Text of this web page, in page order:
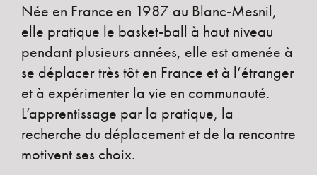
Née en France en 1987 au Blanc-Mesnil,
elle pratique le basket-ball à haut niveau
pendant plusieurs années, elle est amenée à
se déplacer très tôt en France et à l’étranger
et à expérimenter la vie en communauté.
L’apprentissage par la pratique, la
recherche du déplacement et de la rencontre
motivent ses choix.